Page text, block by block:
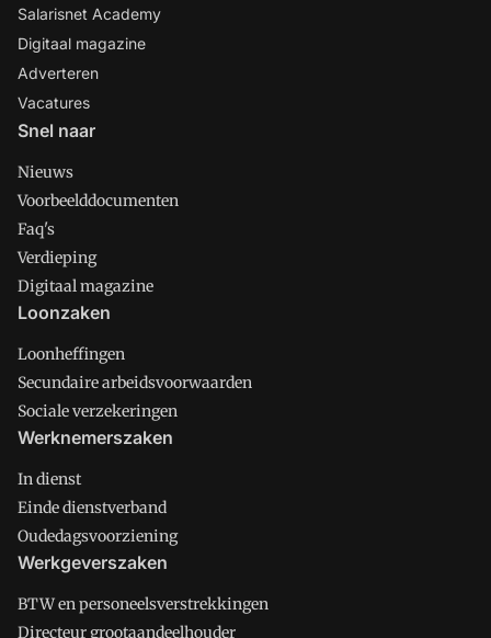
Salarisnet Academy
Digitaal magazine
Adverteren
Vacatures
Snel naar
Nieuws
Voorbeelddocumenten
Faq's
Verdieping
Digitaal magazine
Loonzaken
Loonheffingen
Secundaire arbeidsvoorwaarden
Sociale verzekeringen
Werknemerszaken
In dienst
Einde dienstverband
Oudedagsvoorziening
Werkgeverszaken
BTW en personeelsverstrekkingen
Directeur grootaandeelhouder